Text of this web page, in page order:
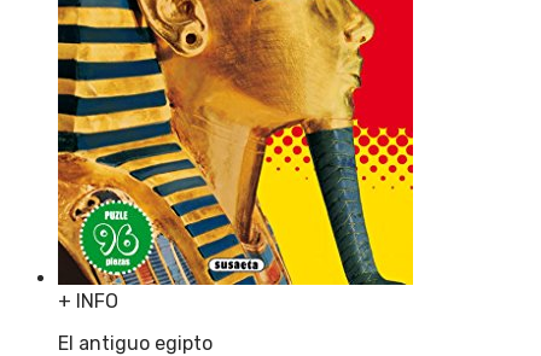
+ INFO
El antiguo egipto